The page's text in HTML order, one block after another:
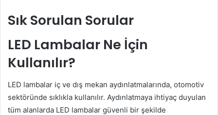
Sık Sorulan Sorular
LED Lambalar Ne İçin
Kullanılır?
LED lambalar iç ve dış mekan aydınlatmalarında, otomotiv
sektöründe sıklıkla kullanılır. Aydınlatmaya ihtiyaç duyulan
tüm alanlarda LED lambalar güvenli bir şekilde